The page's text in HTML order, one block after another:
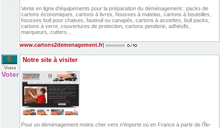
Vente en ligne d'équipements pour la préparation du déménagement : packs de
cartons économiques, cartons à livres, housses à matelas, cartons à bouteilles,
housses bull pour chaises, fauteuil ou canapés, cartons à assiettes, bull packs,
cartons à verre, couvertures de protection, cartons penderie, adhésifs,
marqueurs, cutters...
www.cartons2demenagement.fr|
0
Votes
Voter
Notre site à visiter
Pour un déménagement moins cher vers n’importe où en France à partir de l’Île-